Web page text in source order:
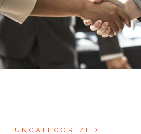
UNCATEGORIZED